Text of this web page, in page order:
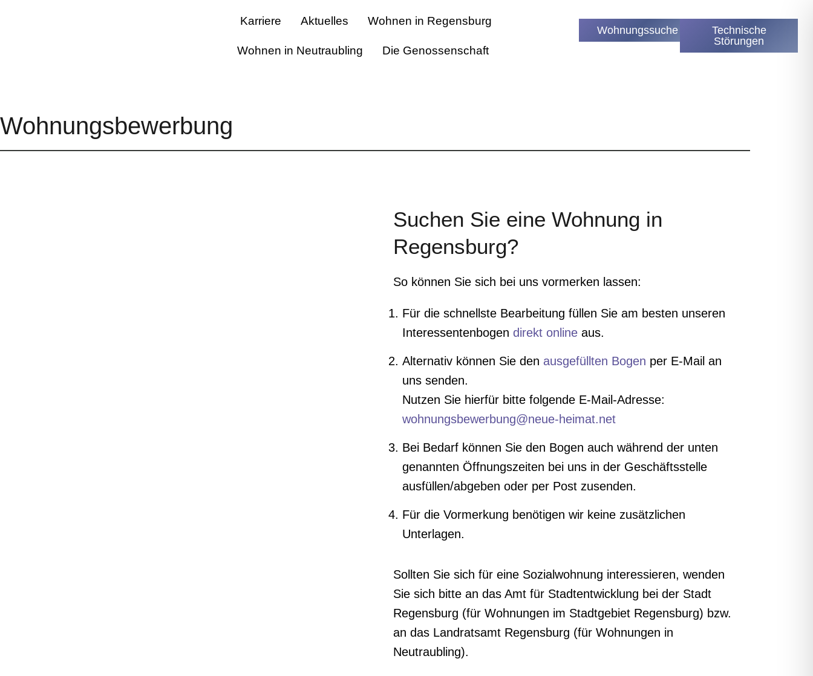
Karriere Aktuelles Wohnen in Regensburg
Wohnen in Neutraubling Die Genossenschaft
Wohnungssuche
Technische
Störungen
Wohnungsbewerbung
Suchen Sie eine Wohnung in
Regensburg?
So können Sie sich bei uns vormerken lassen:
Für die schnellste Bearbeitung füllen Sie am besten unseren
Interessentenbogen direkt online aus.
Alternativ können Sie den ausgefüllten Bogen per E-Mail an
uns senden.
Nutzen Sie hierfür bitte folgende E-Mail-Adresse:
wohnungsbewerbung@neue-heimat.net
Bei Bedarf können Sie den Bogen auch während der unten
genannten Öffnungszeiten bei uns in der Geschäftsstelle
ausfüllen/abgeben oder per Post zusenden.
Für die Vormerkung benötigen wir keine zusätzlichen
Unterlagen.
Sollten Sie sich für eine Sozialwohnung interessieren, wenden
Sie sich bitte an das Amt für Stadtentwicklung bei der Stadt
Regensburg (für Wohnungen im Stadtgebiet Regensburg) bzw.
an das Landratsamt Regensburg (für Wohnungen in
Neutraubling).